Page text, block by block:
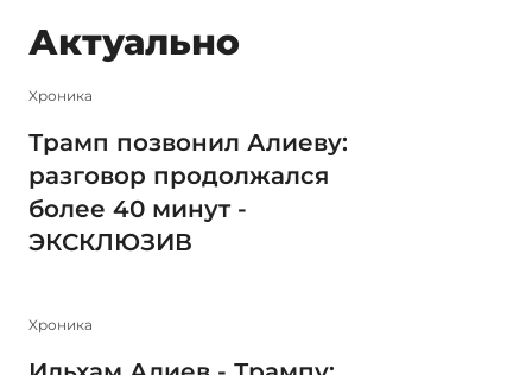
Актуально
Xроника
Трамп позвонил Алиеву:
разговор продолжался
более 40 минут -
ЭКСКЛЮЗИВ
Xроника